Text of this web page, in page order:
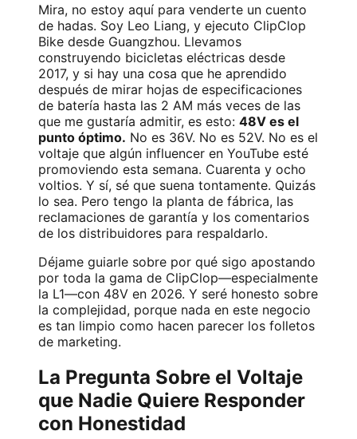
Mira, no estoy aquí para venderte un cuento
de hadas. Soy Leo Liang, y ejecuto ClipClop
Bike desde Guangzhou. Llevamos
construyendo bicicletas eléctricas desde
2017, y si hay una cosa que he aprendido
después de mirar hojas de especificaciones
de batería hasta las 2 AM más veces de las
que me gustaría admitir, es esto: 48V es el
punto óptimo. No es 36V. No es 52V. No es el
voltaje que algún influencer en YouTube esté
promoviendo esta semana. Cuarenta y ocho
voltios. Y sí, sé que suena tontamente. Quizás
lo sea. Pero tengo la planta de fábrica, las
reclamaciones de garantía y los comentarios
de los distribuidores para respaldarlo.
Déjame guiarle sobre por qué sigo apostando
por toda la gama de ClipClop—especialmente
la L1—con 48V en 2026. Y seré honesto sobre
la complejidad, porque nada en este negocio
es tan limpio como hacen parecer los folletos
de marketing.
La Pregunta Sobre el Voltaje
que Nadie Quiere Responder
con Honestidad